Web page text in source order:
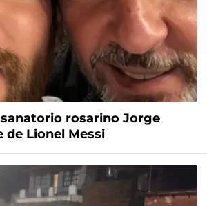
rosarino Jorge
de Lionel Messi